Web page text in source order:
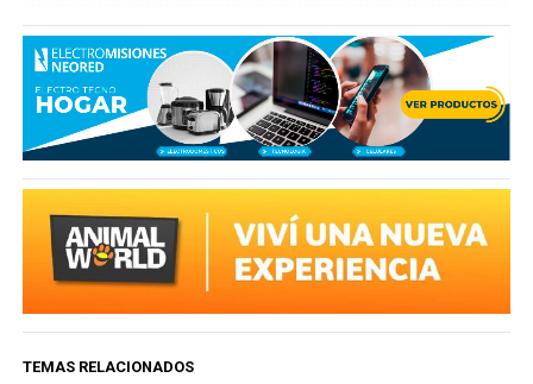
TEMAS RELACIONADOS